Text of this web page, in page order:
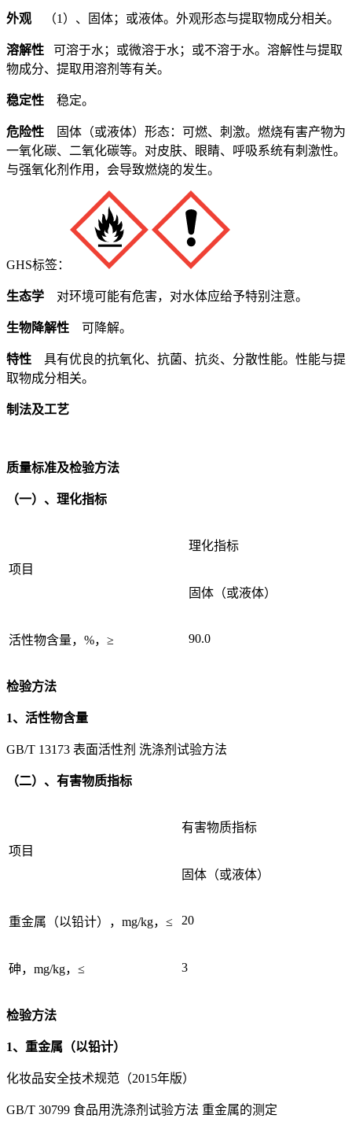
外观 （1）、固体；或液体。外观形态与提取物成分相关。
溶解性 可溶于水；或微溶于水；或不溶于水。溶解性与提取
物成分、提取用溶剂等有关。
稳定性 稳定。
危险性
固体（或液体）形态：可燃、刺激。燃烧有害产物为
一氧化碳、二氧化碳等。对皮肤、眼睛、呼吸系统有刺激性。
与强氧化剂作用，会导致燃烧的发生。
GHS标签：
生态学 对环境可能有危害，对水体应给予特别注意。
生物降解性 可降解。
特性 具有优良的抗氧化、抗菌、抗炎、分散性能。性能与提
取物成分相关。
制法及工艺
质量标准及检验方法
（一）、理化指标
项目
理化指标
固体（或液体）
活性物含量，%，≥ 90.0
检验方法
1、活性物含量
GB/T 13173 表面活性剂 洗涤剂试验方法
（二）、有害物质指标
项目
有害物质指标
固体（或液体）
重金属（以铅计），mg/kg，≤ 20
砷，mg/kg，≤ 3
检验方法
1、重金属（以铅计）
化妆品安全技术规范（2015年版）
GB/T 30799 食品用洗涤剂试验方法 重金属的测定